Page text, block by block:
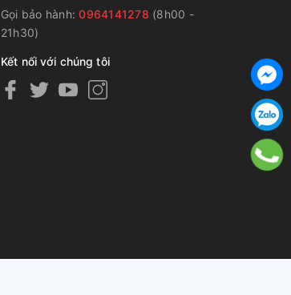
Gọi bảo hành:0964141278 (8h00 -
21h30)
Kết nối với chúng tôi